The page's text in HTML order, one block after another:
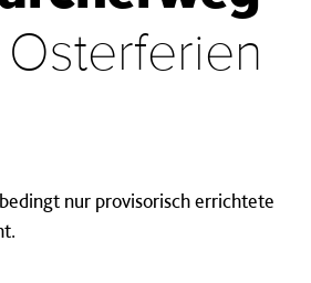
nur provisorisch errichtete